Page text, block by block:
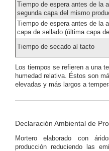
Tiempo de espera antes de la
segunda capa del mismo
Tiempo de espera antes de la
capa de sellado (última capa
Tiempo de secado al tacto
Los tiempos se refieren a una
humedad relativa. Éstos son
elevadas y más largos a
Declaración Ambiental de
Mortero elaborado con
producción reduciendo las